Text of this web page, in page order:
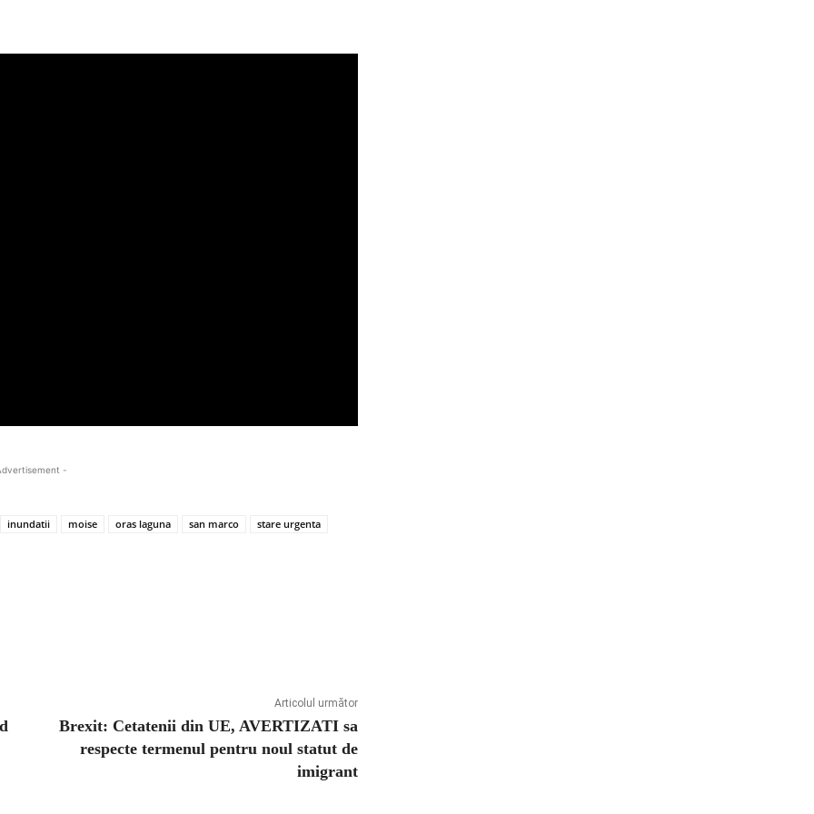
-
inundatii moise oras laguna san marco stare urgenta
Articolul următor
Brexit: Cetatenii din UE, AVERTIZATI sa
respecte termenul pentru noul statut de
imigrant